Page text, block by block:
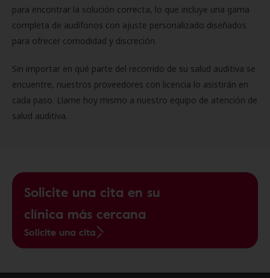
para encontrar la solución correcta, lo que incluye una gama
completa de audífonos con ajuste personalizado diseñados
para ofrecer comodidad y discreción.
Sin importar en qué parte del recorrido de su salud auditiva se
encuentre, nuestros proveedores con licencia lo asistirán en
cada paso. Llame hoy mismo a nuestro equipo de atención de
salud auditiva.
Solicite una cita en su
clínica más cercana
Solicite una cita